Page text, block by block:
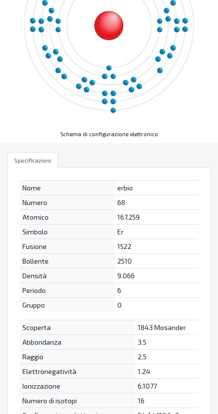
Schema di configurazione elettronico
Specificazioni
Nome
erbio
Numero
68
Atomico
167.259
Simbolo
Er
Fusione
1522
Bollente
2510
Densità
9.066
Periodo
6
Gruppo
0
Scoperta
1843 Mosander
Abbondanza
3.5
Raggio
2.5
Elettronegatività
1.24
Ionizzazione
6.1077
Numero di isotopi
16